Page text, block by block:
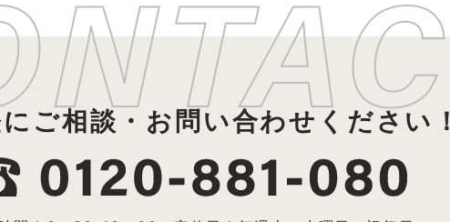
ご相談・お問い合わせください！